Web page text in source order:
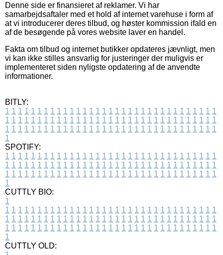
Denne side er finansieret af reklamer. Vi har
samarbejdsaftaler med et hold af internet varehuse i form af
at vi introducerer deres tilbud, og høster kommission ifald en
af de besøgende på vores website laver en handel.
Fakta om tilbud og internet butikker opdateres jævnligt, men
vi kan ikke stilles ansvarlig for justeringer der muligvis er
implementeret siden nyligste opdatering af de anvendte
informationer.
BITLY:
1 1 1 1 1 1 1 1 1 1 1 1 1 1 1 1 1 1 1 1 1 1 1 1 1 1 1 1 1 1 1 1 1
1 1 1 1 1 1 1 1 1 1 1 1 1 1 1 1 1 1 1 1 1 1 1 1 1 1 1 1 1 1 1 1 1
1 1 1 1 1 1 1 1 1 1 1 1 1 1 1 1 1 1 1 1 1 1 1 1 1 1 1 1 1 1 1 1 1
1
SPOTIFY:
1 1 1 1 1 1 1 1 1 1 1 1 1 1 1 1 1 1 1 1 1 1 1 1 1 1 1 1 1 1 1 1 1
1 1 1 1 1 1 1 1 1 1 1 1 1 1 1 1 1 1 1 1 1 1 1 1 1 1 1 1 1 1 1 1 1
1 1 1 1 1 1 1 1 1 1 1 1 1 1 1 1 1 1 1 1 1 1 1 1 1 1 1 1 1 1 1 1 1
1
CUTTLY BIO:
1
1 1 1 1 1 1 1 1 1 1 1 1 1 1 1 1 1 1 1 1 1 1 1 1 1 1 1 1 1 1 1 1 1
1 1 1 1 1 1 1 1 1 1 1 1 1 1 1 1 1 1 1 1 1 1 1 1 1 1 1 1 1 1 1 1 1
1 1 1 1 1 1 1 1 1 1 1 1 1 1 1 1 1 1 1 1 1 1 1 1 1 1 1 1 1 1 1 1 1
1
CUTTLY OLD: